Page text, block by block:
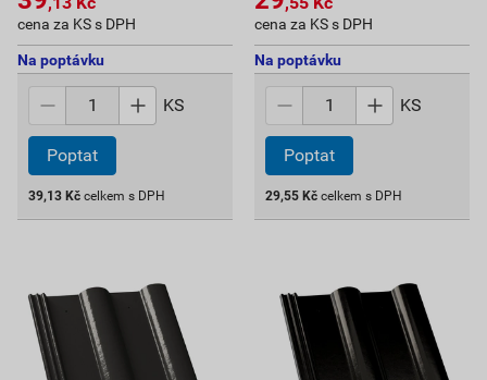
cena za KS s DPH
Na poptávku
KS
Poptat
39,13 Kč celkem s DPH
cena za KS s DPH
Na poptávku
KS
Poptat
29,55 Kč celkem s DPH